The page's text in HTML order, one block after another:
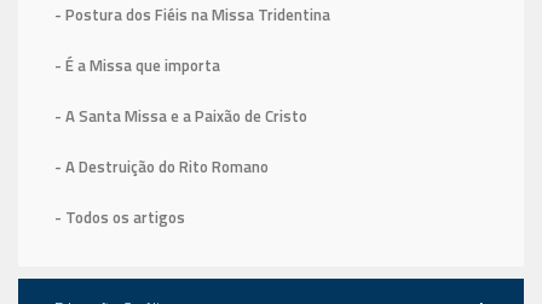
- Postura dos Fiéis na Missa Tridentina
- É a Missa que importa
- A Santa Missa e a Paixão de Cristo
- A Destruição do Rito Romano
- Todos os artigos